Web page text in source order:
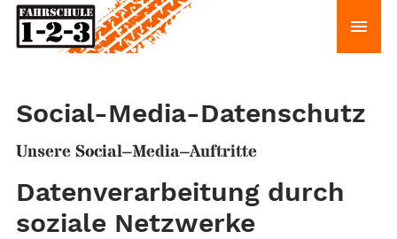
Social-Media-Datenschutz
Unsere Social–Media–Auftritte
Datenverarbeitung durch
soziale Netzwerke